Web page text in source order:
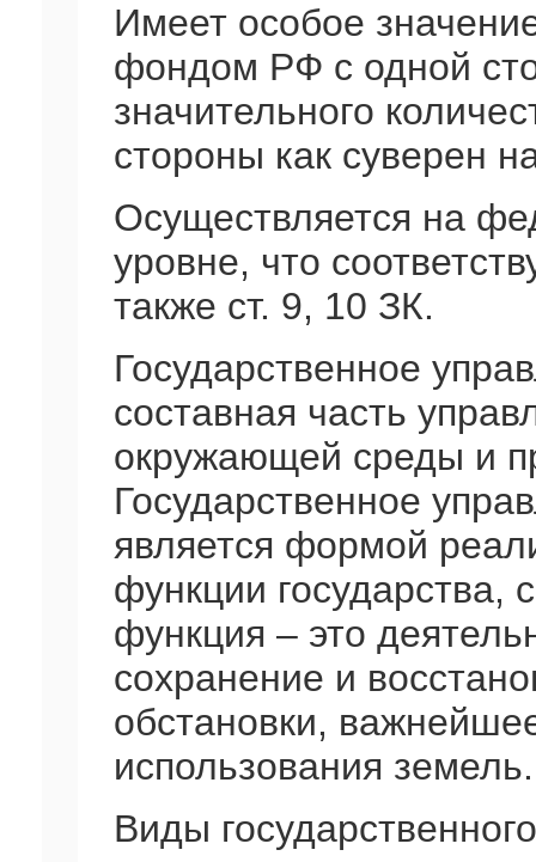
Имеет особое
фондом РФ с одной
значительного
стороны как суверен
Осуществляется на
уровне, что
также ст. 9, 10 ЗК.
Государственное
составная часть
окружающей среды и
Государственное
является формой
функции государства,
функция – это
сохранение и
обстановки,
использования земель.
Виды